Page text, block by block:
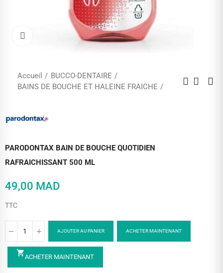
Cliquez pour agrandir
Accueil
BUCCO-DENTAIRE
BAINS DE BOUCHE ET HALEINE FRAICHE
PARODONTAX BAIN DE BOUCHE QUOTIDIEN
RAFRAICHISSANT 500 ML
49,00 MAD
TTC
AJOUTER AU PANIER ACHETER MAINTENANT
shopping_cartACHETER MAINTENANT